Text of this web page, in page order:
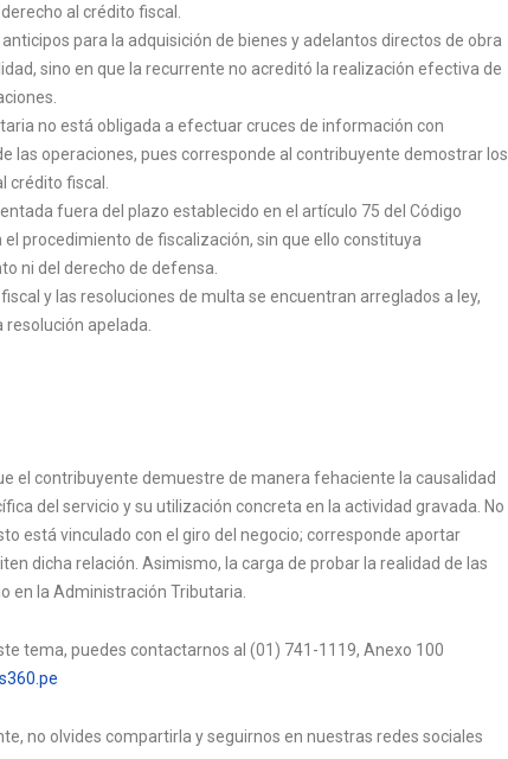
al crédito fiscal.
para la adquisición de bienes y adelantos directos de obra
sino en que la recurrente no acreditó la realización efectiva de
no está obligada a efectuar cruces de información con
las operaciones, pues corresponde al contribuyente demostrar los
crédito fiscal.
fuera del plazo establecido en el artículo 75 del Código
procedimiento de fiscalización, sin que ello constituya
ni del derecho de defensa.
y las resoluciones de multa se encuentran arreglados a ley,
apelada.
el contribuyente demuestre de manera fehaciente la causalidad
del servicio y su utilización concreta en la actividad gravada. No
está vinculado con el giro del negocio; corresponde aportar
dicha relación. Asimismo, la carga de probar la realidad de las
en la Administración Tributaria.
tema, puedes contactarnos al (01) 741-1119, Anexo 100
no olvides compartirla y seguirnos en nuestras redes sociales